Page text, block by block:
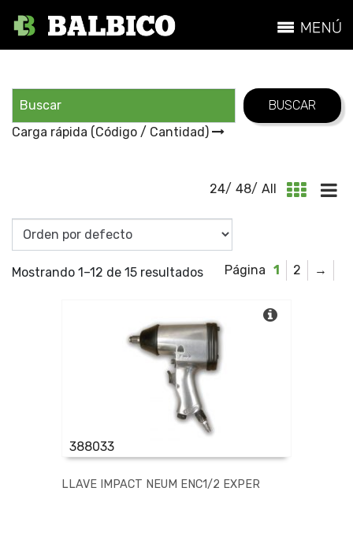
Carga rápida (Código / Cantidad)
24/ 48/ All
Mostrando 1–12 de 15 resultados 1 2 →
388033
LLAVE IMPACT NEUM ENC1/2 EXPER